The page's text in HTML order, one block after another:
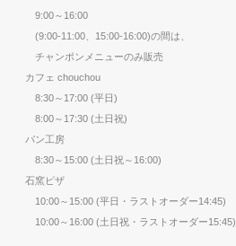
9:00～16:00
(9:00-11:00、15:00-16:00)の間は、
チャンポンメニューのみ販売
カフェ chouchou
8:30～17:00 (平日)
8:00～17:30 (土日祝)
パン工房
8:30～15:00 (土日祝～16:00)
石窯ピザ
10:00～15:00 (平日・ラストオーダー14:45)
10:00～16:00 (土日祝・ラストオーダー15:45)